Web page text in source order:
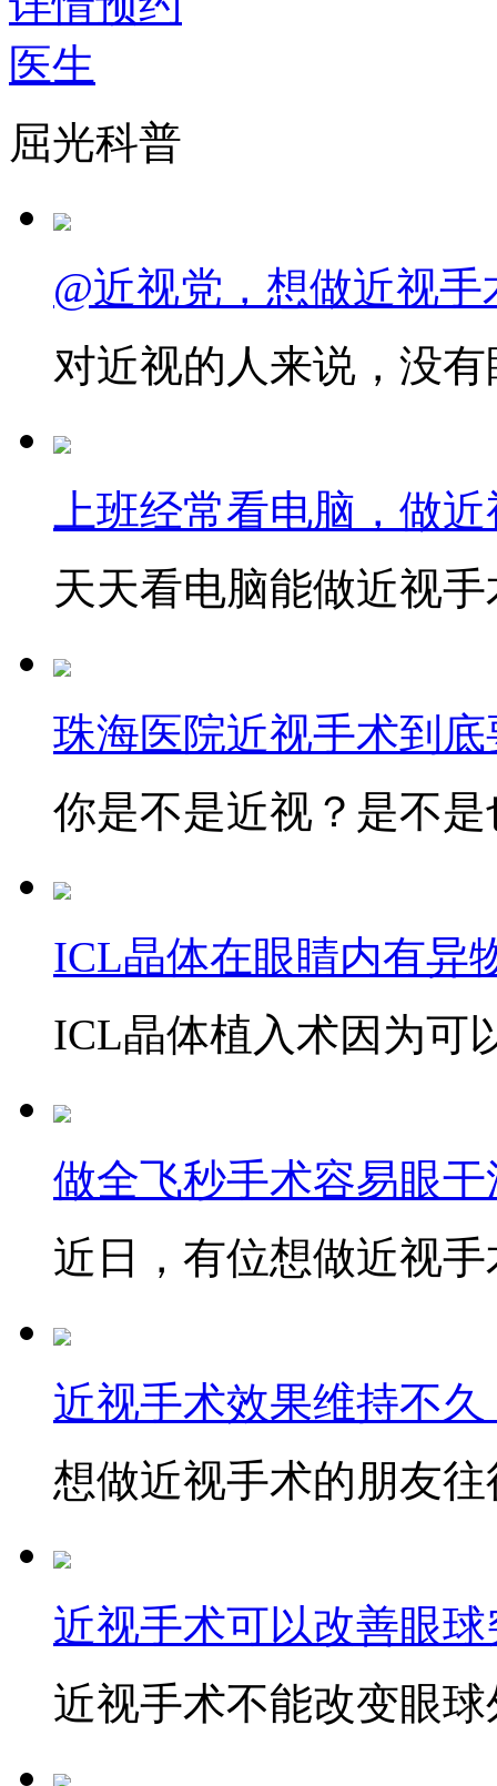
医生
屈光科普
@近视党，想做近视
对近视的人来说，没
上班经常看电脑，做
天天看电脑能做近视
珠海医院近视手术到
你是不是近视？是不
ICL晶体在眼睛内有异
ICL晶体植入术因为可
做全飞秒手术容易眼
近日，有位想做近视
近视手术效果维持不
想做近视手术的朋友
近视手术可以改善眼
近视手术不能改变眼